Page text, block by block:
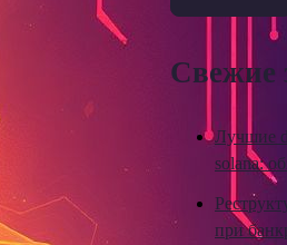
Свежие
Лучшие
solana:
при